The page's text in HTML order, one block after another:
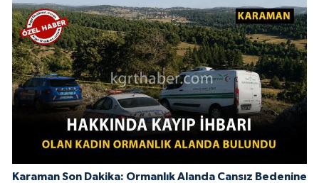
Karaman Son Dakika: Ormanlık Alanda Cansız Bedenine